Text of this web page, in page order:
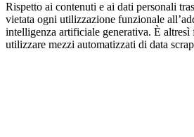
Rispetto ai contenuti e ai dati personali
vietata ogni utilizzazione funzionale
intelligenza artificiale generativa. È altresì
utilizzare mezzi automatizzati di data